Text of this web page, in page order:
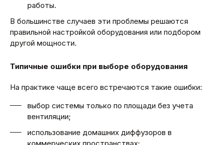
работы.
В большинстве случаев эти проблемы решаются
правильной настройкой оборудования или подбором
другой мощности.
Типичные ошибки при выборе оборудования
На практике чаще всего встречаются такие ошибки:
выбор системы только по площади без учета
вентиляции;
использование домашних диффузоров в